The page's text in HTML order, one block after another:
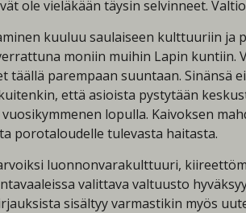
ole vieläkään täysin selvinneet.
kuuluu saulaiseen kulttuuriin ja
moniin muihin Lapin
parempaan suuntaan. Sinänsä
että asioista pystytään
lopulla. Kaivoksen
porotaloudelle tulevasta haitasta.
luonnonvarakulttuuri,
valittava valtuusto
sisältyy varmastikin myös